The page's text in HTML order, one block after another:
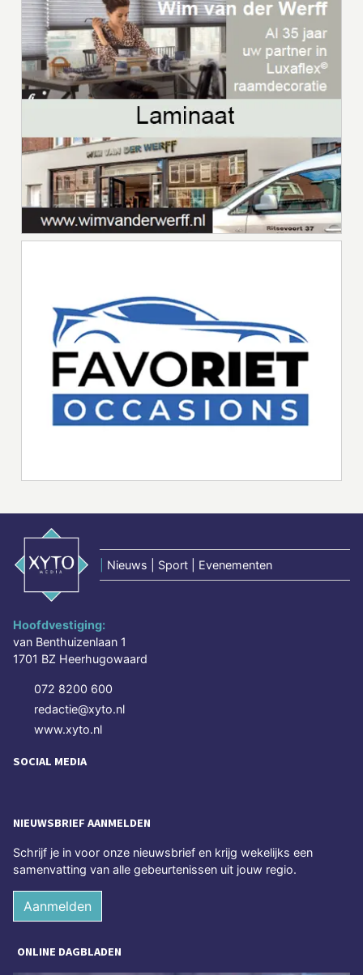
Nieuws | Sport | Evenementen
Hoofdvestiging:
van Benthuizenlaan 1
1701 BZ Heerhugowaard
072 8200 600
redactie@xyto.nl
www.xyto.nl
SOCIAL MEDIA
NIEUWSBRIEF AANMELDEN
Schrijf je in voor onze nieuwsbrief en krijg wekelijks een
samenvatting van alle gebeurtenissen uit jouw regio.
Aanmelden
ONLINE DAGBLADEN